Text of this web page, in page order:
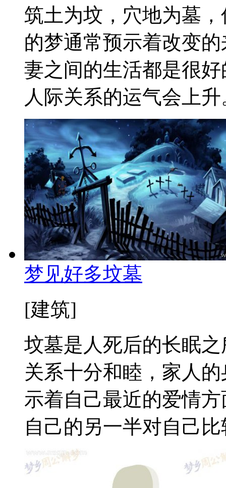
筑土为坟，穴地为墓
的梦通常预示着改变
妻之间的生活都是很
人际关系的运气会上
梦见好多坟墓
[建筑]
坟墓是人死后的长眠
关系十分和睦，家人
示着自己最近的爱情
自己的另一半对自己